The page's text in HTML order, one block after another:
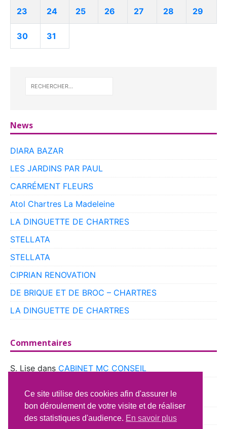
23 24 25 26 27 28 29
30 31
News
DIARA BAZAR
LES JARDINS PAR PAUL
CARRÉMENT FLEURS
Atol Chartres La Madeleine
LA DINGUETTE DE CHARTRES
STELLATA
STELLATA
CIPRIAN RENOVATION
DE BRIQUE ET DE BROC – CHARTRES
LA DINGUETTE DE CHARTRES
Commentaires
S. Lise dans CABINET MC CONSEIL
BEAUCE
Richard LaverydansATELIER DU CAMPING CAR
Ce site utilise des cookies afin d'assurer le
bon déroulement de votre visite et de réaliser
des statistiques d'audience. En savoir plus